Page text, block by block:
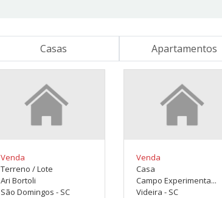
Casas Apartamentos
Venda
Terreno / Lote
Ari Bortoli
São Domingos - SC
Venda
Casa
Campo Experimenta...
Videira - SC